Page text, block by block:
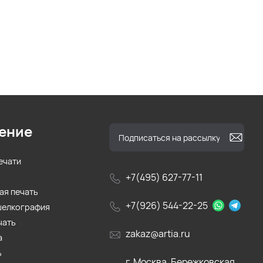
+7(495) 627-77-11
+7(926) 544-22-25
zakaz@artia.ru
печать